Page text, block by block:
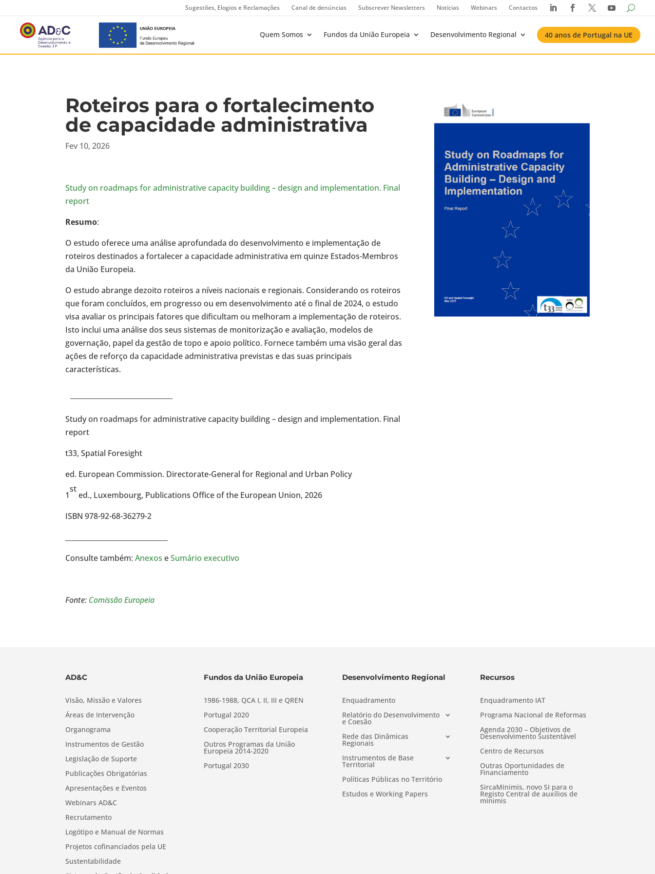
Sugestões, Elogios e Reclamações Canal de denúncias Subscrever Newsletters Notícias Webinars Contactos    
Quem Somos Fundos da União Europeia Desenvolvimento Regional 40 anos de Portugal na UE
Roteiros para o fortalecimento
de capacidade administrativa
Fev 10, 2026
Study on roadmaps for administrative capacity building – design and implementation. Final
report
Resumo:
O estudo oferece uma análise aprofundada do desenvolvimento e implementação de
roteiros destinados a fortalecer a capacidade administrativa em quinze Estados-Membros
da União Europeia.
O estudo abrange dezoito roteiros a níveis nacionais e regionais. Considerando os roteiros
que foram concluídos, em progresso ou em desenvolvimento até o final de 2024, o estudo
visa avaliar os principais fatores que dificultam ou melhoram a implementação de roteiros.
Isto inclui uma análise dos seus sistemas de monitorização e avaliação, modelos de
governação, papel da gestão de topo e apoio político. Fornece também uma visão geral das
ações de reforço da capacidade administrativa previstas e das suas principais
características.
Study on roadmaps for administrative capacity building – design and implementation. Final
report
t33, Spatial Foresight
ed. European Commission. Directorate-General for Regional and Urban Policy
1
st
ed., Luxembourg, Publications Office of the European Union, 2026
ISBN 978-92-68-36279-2
Consulte também:Anexos eSumário executivo
Fonte: Comissão Europeia
AD&C
Visão, Missão e Valores
Áreas de Intervenção
Organograma
Instrumentos de Gestão
Legislação de Suporte
Publicações Obrigatórias
Apresentações e Eventos
Webinars AD&C
Recrutamento
Logótipo e Manual de Normas
Projetos cofinanciados pela UE
Sustentabilidade
Fundos da União Europeia
1986-1988, QCA I, II, III e QREN
Portugal 2020
Cooperação Territorial Europeia
Outros Programas da União
Europeia 2014-2020
Portugal 2030
Desenvolvimento Regional
Enquadramento
Relatório do Desenvolvimento
e Coesão
Rede das Dinâmicas
Regionais
Instrumentos de Base
Territorial
Políticas Públicas no Território
Estudos e Working Papers
Recursos
Enquadramento IAT
Programa Nacional de Reformas
Agenda 2030 – Objetivos de
Desenvolvimento Sustentável
Centro de Recursos
Outras Oportunidades de
Financiamento
SircaMinimis, novo SI para o
Registo Central de auxílios de
minimis